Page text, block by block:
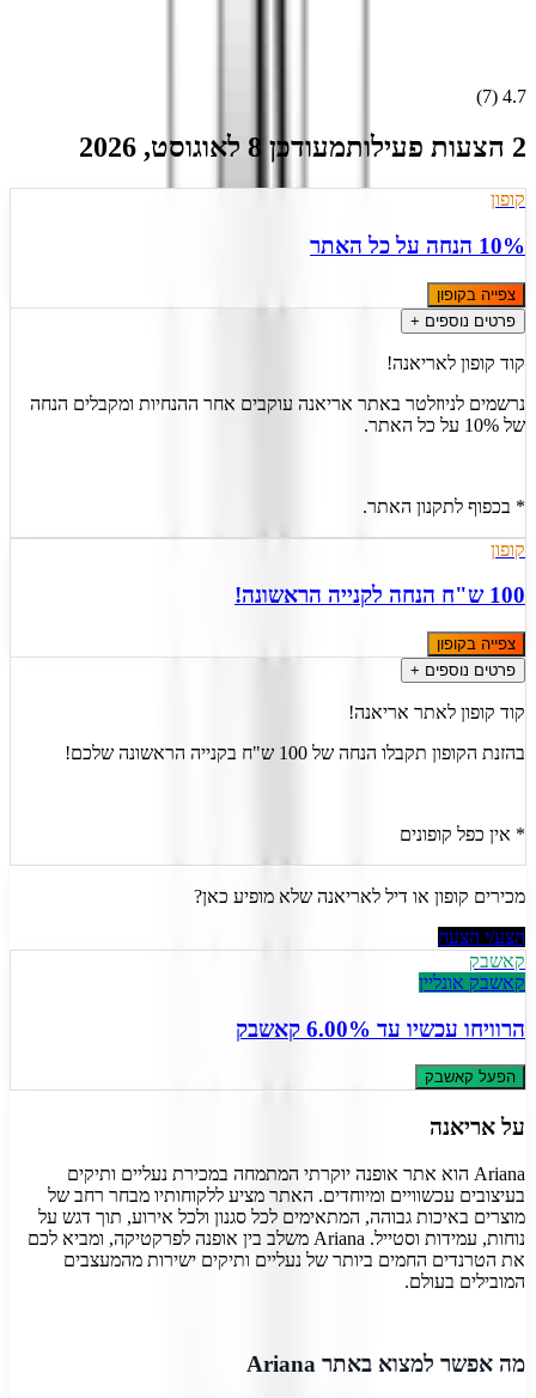
4.7
(
7
)
2 הצעות פעילות מעודכן 8 לאוגוסט,
2026
קופון
10% הנחה על כל האתר
צפייה בקופון
פרטים נוספים +
קוד קופון לאריאנה!
נרשמים לניוזלטר באתר אריאנה עוקבים אחר ההנחיות ומקבלים הנחה
של 10% על כל האתר.
* בכפוף לתקנון האתר.
קופון
100 ש"ח הנחה לקנייה הראשונה!
צפייה בקופון
פרטים נוספים +
קוד קופון לאתר אריאנה!
בהזנת הקופון תקבלו הנחה של 100 ש"ח בקנייה הראשונה שלכם!
* אין כפל קופונים
מכירים קופון או דיל לאריאנה שלא מופיע כאן?
הצע/י הצעה
קאשבק
קאשבק אונליין
הרוויחו עכשיו עד 6.00% קאשבק
הפעל קאשבק
על אריאנה
Ariana הוא אתר אופנה יוקרתי המתמחה במכירת נעליים ותיקים
בעיצובים עכשוויים ומיוחדים. האתר מציע ללקוחותיו מבחר רחב של
מוצרים באיכות גבוהה, המתאימים לכל סגנון ולכל אירוע, תוך דגש על
נוחות, עמידות וסטייל. Ariana משלב בין אופנה לפרקטיקה, ומביא לכם
את הטרנדים החמים ביותר של נעליים ותיקים ישירות מהמעצבים
המובילים בעולם.
מה אפשר למצוא באתר Ariana